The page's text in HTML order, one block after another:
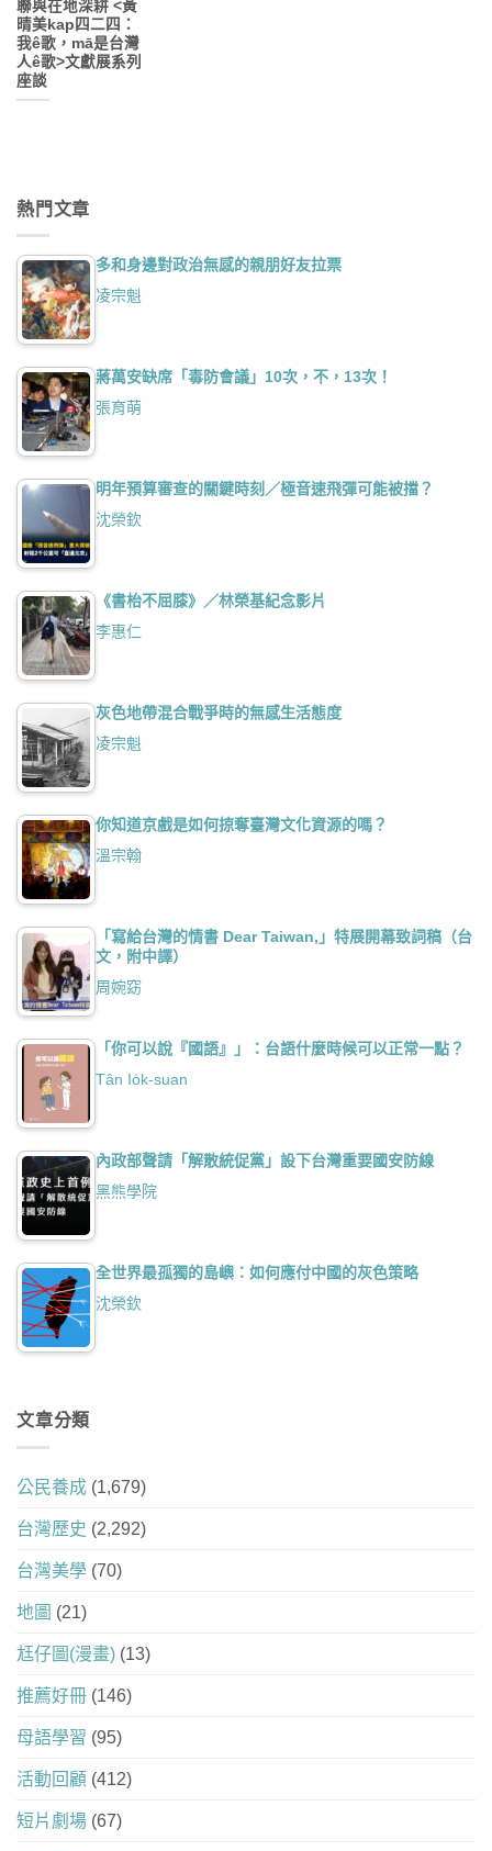
聯與在地深耕 <黃
晴美kap四二四：
我ê歌，mā是台灣
人ê歌>文獻展系列
座談
熱門文章
多和身邊對政治無感的親朋好友拉票
凌宗魁
蔣萬安缺席「毒防會議」10次，不，13次！
張育萌
明年預算審查的關鍵時刻／極音速飛彈可能被擋？
沈榮欽
《書枱不屈膝》／林榮基紀念影片
李惠仁
灰色地帶混合戰爭時的無感生活態度
凌宗魁
你知道京戲是如何掠奪臺灣文化資源的嗎？
溫宗翰
「寫給台灣的情書 Dear Taiwan,」特展開幕致詞稿（台
文，附中譯）
周婉窈
「你可以說『國語』」：台語什麼時候可以正常一點？
Tân Io̍k-suan
內政部聲請「解散統促黨」設下台灣重要國安防線
黑熊學院
全世界最孤獨的島嶼：如何應付中國的灰色策略
沈榮欽
文章分類
公民養成 (1,679)
台灣歷史 (2,292)
台灣美學 (70)
地圖 (21)
尪仔圖(漫畫) (13)
推薦好冊 (146)
母語學習 (95)
活動回顧 (412)
短片劇場 (67)